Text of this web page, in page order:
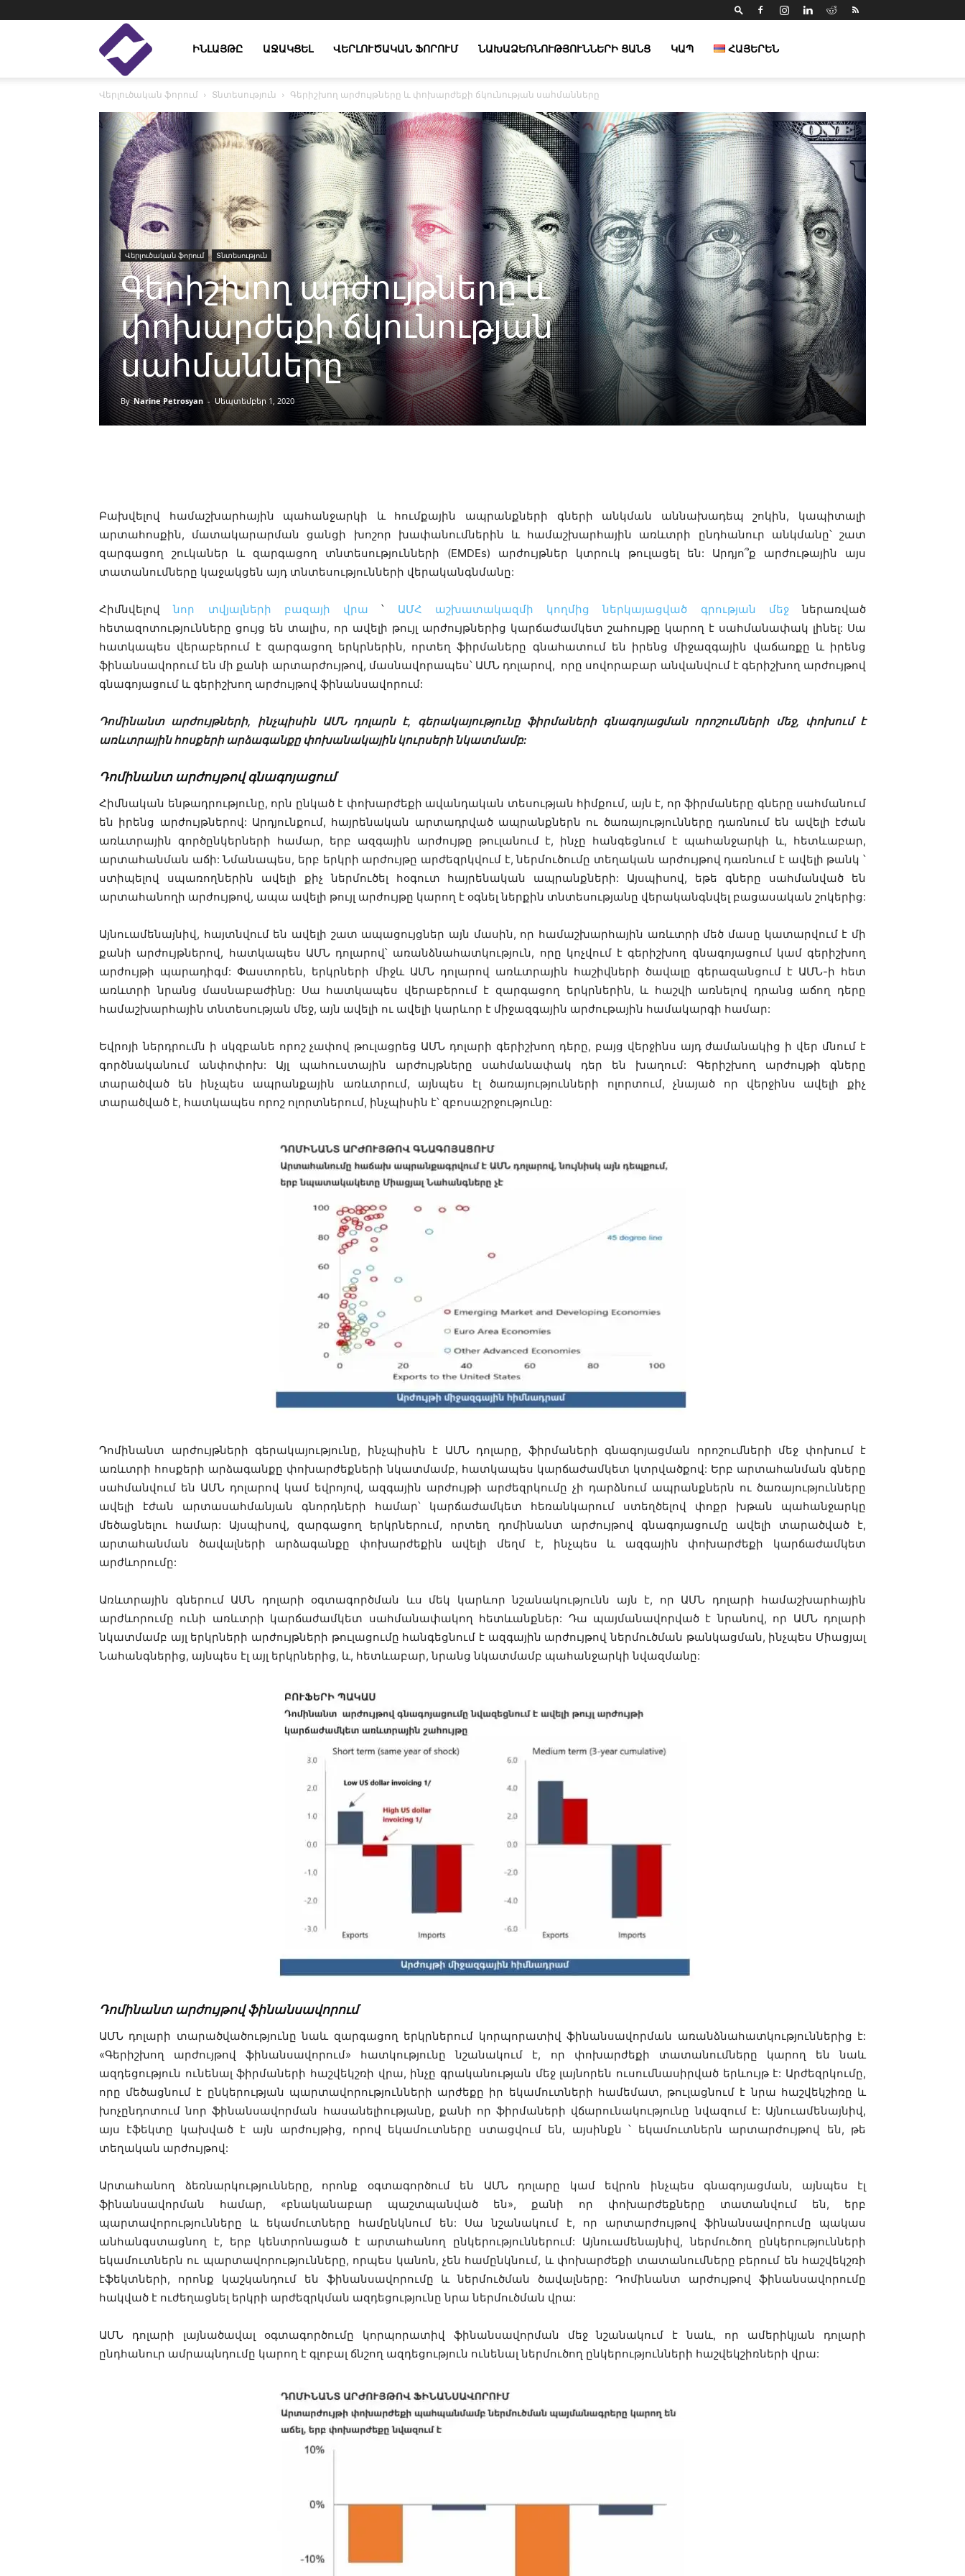
Enlight ԻՆԼԱՅԹԸ ԱՋԱԿՑԵԼ ՎԵՐԼՈՒԾԱԿԱՆ ՖՈՐՈՒՄ ՆԱԽԱՁԵՌՆՈՒԹՅՈՒՆՆԵՐԻ ՑԱՆՑ ԿԱՊ ՀԱՅԵՐԵՆ
Վերլուծական ֆորում Տնտեսություն Գերիշխող արժույթները և փոխարժեքի ճկունության սահմանները
Վերլուծական ֆորում Տնտեսություն
Գերիշխող արժույթները և
փոխարժեքի ճկունության
սահմանները
By Narine Petrosyan - Սեպտեմբեր 1, 2020
Բախվելով համաշխարհային պահանջարկի և հումքային ապրանքների գների անկման աննախադեպ շոկին, կապիտալի
արտահոսքին, մատակարարման ցանցի խոշոր խափանումներին և համաշխարհային առևտրի ընդհանուր անկմանը՝ շատ
զարգացող շուկաներ և զարգացող տնտեսությունների (EMDEs) արժույթներ կտրուկ թուլացել են: Արդյո՞ք արժութային այս
տատանումները կաջակցեն այդ տնտեսությունների վերականգնմանը:
Հիմնվելովնոր տվյալների բազայի վրա ՝ ԱՄՀ աշխատակազմի կողմից ներկայացված գրության մեջներառված
հետազոտությունները ցույց են տալիս, որ ավելի թույլ արժույթներից կարճաժամկետ շահույթը կարող է սահմանափակ լինել: Սա
հատկապես վերաբերում է զարգացող երկրներին, որտեղ ֆիրմաները գնահատում են իրենց միջազգային վաճառքը և իրենց
ֆինանսավորում են մի քանի արտարժույթով, մասնավորապես՝ ԱՄՆ դոլարով, որը սովորաբար անվանվում է գերիշխող արժույթով
գնագոյացում և գերիշխող արժույթով ֆինանսավորում:
Դոմինանտ արժույթների, ինչպիսին ԱՄՆ դոլարն է, գերակայությունը ֆիրմաների գնագոյացման որոշումների մեջ, փոխում է
առևտրային հոսքերի արձագանքը փոխանակային կուրսերի նկատմամբ:
Դոմինանտ արժույթով գնագոյացում
Հիմնական ենթադրությունը, որն ընկած է փոխարժեքի ավանդական տեսության հիմքում, այն է, որ ֆիրմաները գները սահմանում
են իրենց արժույթներով: Արդյունքում, հայրենական արտադրված ապրանքներն ու ծառայությունները դառնում են ավելի էժան
առևտրային գործընկերների համար, երբ ազգային արժույթը թուլանում է, ինչը հանգեցնում է պահանջարկի և, հետևաբար,
արտահանման աճի: Նմանապես, երբ երկրի արժույթը արժեզրկվում է, ներմուծումը տեղական արժույթով դառնում է ավելի թանկ ՝
ստիպելով սպառողներին ավելի քիչ ներմուծել հօգուտ հայրենական ապրանքների: Այսպիսով, եթե գները սահմանված են
արտահանողի արժույթով, ապա ավելի թույլ արժույթը կարող է օգնել ներքին տնտեսությանը վերականգնվել բացասական շոկերից:
Այնուամենայնիվ, հայտնվում են ավելի շատ ապացույցներ այն մասին, որ համաշխարհային առևտրի մեծ մասը կատարվում է մի
քանի արժույթներով, հատկապես ԱՄՆ դոլարով՝ առանձնահատկություն, որը կոչվում է գերիշխող գնագոյացում կամ գերիշխող
արժույթի պարադիգմ: Փաստորեն, երկրների միջև ԱՄՆ դոլարով առևտրային հաշիվների ծավալը գերազանցում է ԱՄՆ-ի հետ
առևտրի նրանց մասնաբաժինը: Սա հատկապես վերաբերում է զարգացող երկրներին, և հաշվի առնելով դրանց աճող դերը
համաշխարհային տնտեսության մեջ, այն ավելի ու ավելի կարևոր է միջազգային արժութային համակարգի համար:
Եվրոյի ներդրումն ի սկզբանե որոշ չափով թուլացրեց ԱՄՆ դոլարի գերիշխող դերը, բայց վերջինս այդ ժամանակից ի վեր մնում է
գործնականում անփոփոխ: Այլ պահուստային արժույթները սահմանափակ դեր են խաղում: Գերիշխող արժույթի գները
տարածված են ինչպես ապրանքային առևտրում, այնպես էլ ծառայությունների ոլորտում, չնայած որ վերջինս ավելի քիչ
տարածված է, հատկապես որոշ ոլորտներում, ինչպիսին է՝ զբոսաշրջությունը:
Դոմինանտ արժույթների գերակայությունը, ինչպիսին է ԱՄՆ դոլարը, ֆիրմաների գնագոյացման որոշումների մեջ փոխում է
առևտրի հոսքերի արձագանքը փոխարժեքների նկատմամբ, հատկապես կարճաժամկետ կտրվածքով: Երբ արտահանման գները
սահմանվում են ԱՄՆ դոլարով կամ եվրոյով, ազգային արժույթի արժեզրկումը չի դարձնում ապրանքներն ու ծառայությունները
ավելի էժան արտասահմանյան գնորդների համար՝ կարճաժամկետ հեռանկարում ստեղծելով փոքր խթան պահանջարկը
մեծացնելու համար: Այսպիսով, զարգացող երկրներում, որտեղ դոմինանտ արժույթով գնագոյացումը ավելի տարածված է,
արտահանման ծավալների արձագանքը փոխարժեքին ավելի մեղմ է, ինչպես և ազգային փոխարժեքի կարճաժամկետ
արժևորումը:
Առևտրային գներում ԱՄՆ դոլարի օգտագործման ևս մեկ կարևոր նշանակությունն այն է, որ ԱՄՆ դոլարի համաշխարհային
արժևորումը ունի առևտրի կարճաժամկետ սահմանափակող հետևանքներ: Դա պայմանավորված է նրանով, որ ԱՄՆ դոլարի
նկատմամբ այլ երկրների արժույթների թուլացումը հանգեցնում է ազգային արժույթով ներմուծման թանկացման, ինչպես Միացյալ
Նահանգներից, այնպես էլ այլ երկրներից, և, հետևաբար, նրանց նկատմամբ պահանջարկի նվազմանը:
Դոմինանտ արժույթով ֆինանսավորում
ԱՄՆ դոլարի տարածվածությունը նաև զարգացող երկրներում կորպորատիվ ֆինանսավորման առանձնահատկություններից է:
«Գերիշխող արժույթով ֆինանսավորում» հատկությունը նշանակում է, որ փոխարժեքի տատանումները կարող են նաև
ազդեցություն ունենալ ֆիրմաների հաշվեկշռի վրա, ինչը գրականության մեջ լայնորեն ուսումնասիրված երևույթ է: Արժեզրկումը,
որը մեծացնում է ընկերության պարտավորությունների արժեքը իր եկամուտների համեմատ, թուլացնում է նրա հաշվեկշիռը և
խոչընդոտում նոր ֆինանսավորման հասանելիությանը, քանի որ ֆիրմաների վճարունակությունը նվազում է: Այնուամենայնիվ,
այս էֆեկտը կախված է այն արժույթից, որով եկամուտները ստացվում են, այսինքն ՝ եկամուտներն արտարժույթով են, թե
տեղական արժույթով:
Արտահանող ձեռնարկությունները, որոնք օգտագործում են ԱՄՆ դոլարը կամ եվրոն ինչպես գնագոյացման, այնպես էլ
ֆինանսավորման համար, «բնականաբար պաշտպանված են», քանի որ փոխարժեքները տատանվում են, երբ
պարտավորությունները և եկամուտները համընկնում են: Սա նշանակում է, որ արտարժույթով ֆինանսավորումը պակաս
անհանգստացնող է, երբ կենտրոնացած է արտահանող ընկերություններում: Այնուամենայնիվ, ներմուծող ընկերությունների
եկամուտներն ու պարտավորությունները, որպես կանոն, չեն համընկնում, և փոխարժեքի տատանումները բերում են հաշվեկշռի
էֆեկտների, որոնք կաշկանդում են ֆինանսավորումը և ներմուծման ծավալները: Դոմինանտ արժույթով ֆինանսավորումը
հակված է ուժեղացնել երկրի արժեզրկման ազդեցությունը նրա ներմուծման վրա:
ԱՄՆ դոլարի լայնածավալ օգտագործումը կորպորատիվ ֆինանսավորման մեջ նշանակում է նաև, որ ամերիկյան դոլարի
ընդհանուր ամրապնդումը կարող է գլոբալ ճնշող ազդեցություն ունենալ ներմուծող ընկերությունների հաշվեկշիռների վրա: